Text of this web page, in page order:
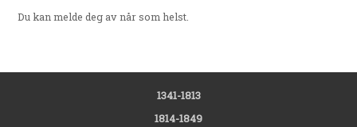
Du kan melde deg av når som helst.
1341-1813
1814-1849